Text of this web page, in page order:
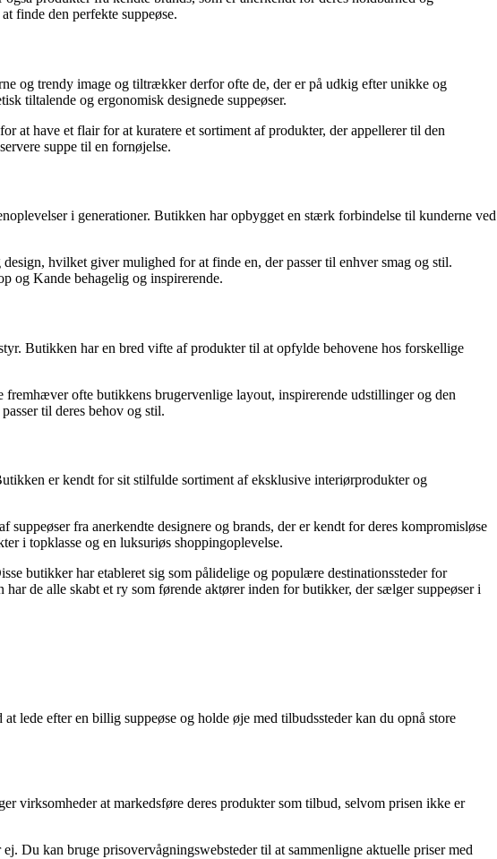
finde den perfekte suppeøse.
og trendy image og tiltrækker derfor ofte de, der er på udkig efter unikke og
tiltalende og ergonomisk designede suppeøser.
at have et flair for at kuratere et sortiment af produkter, der appellerer til den
suppe til en fornøjelse.
i generationer. Butikken har opbygget en stærk forbindelse til kunderne ved
hvilket giver mulighed for at finde en, der passer til enhver smag og stil.
og Kande behagelig og inspirerende.
Butikken har en bred vifte af produkter til at opfylde behovene hos forskellige
ofte butikkens brugervenlige layout, inspirerende udstillinger og den
til deres behov og stil.
er kendt for sit stilfulde sortiment af eksklusive interiørprodukter og
fra anerkendte designere og brands, der er kendt for deres kompromisløse
i topklasse og en luksuriøs shoppingoplevelse.
butikker har etableret sig som pålidelige og populære destinationssteder for
de alle skabt et ry som førende aktører inden for butikker, der sælger suppeøser i
lede efter en billig suppeøse og holde øje med tilbudssteder kan du opnå store
virksomheder at markedsføre deres produkter som tilbud, selvom prisen ikke er
Du kan bruge prisovervågningswebsteder til at sammenligne aktuelle priser med